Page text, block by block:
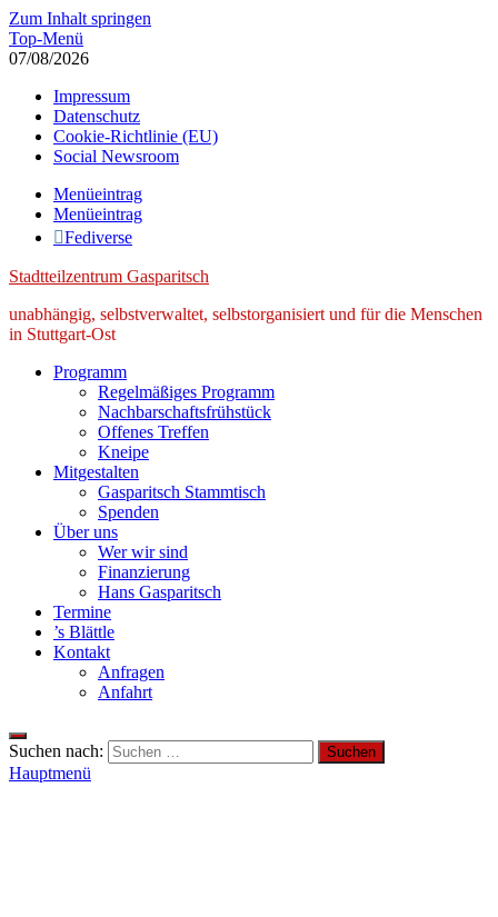
Zum Inhalt springen
Top-Menü
07/08/2026
Impressum
Datenschutz
Cookie-Richtlinie (EU)
Social Newsroom
Menüeintrag
Menüeintrag
Fediverse
Stadtteilzentrum Gasparitsch
unabhängig, selbstverwaltet, selbstorganisiert und für die Menschen
in Stuttgart-Ost
Programm
Regelmäßiges Programm
Nachbarschaftsfrühstück
Offenes Treffen
Kneipe
Mitgestalten
Gasparitsch Stammtisch
Spenden
Über uns
Wer wir sind
Finanzierung
Hans Gasparitsch
Termine
’s Blättle
Kontakt
Anfragen
Anfahrt
Suchen nach:
Hauptmenü